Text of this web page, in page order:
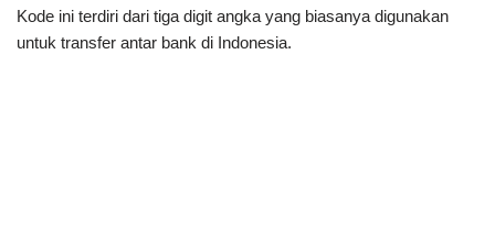
Kode ini terdiri dari tiga digit angka yang biasanya digunakan
untuk transfer antar bank di Indonesia.